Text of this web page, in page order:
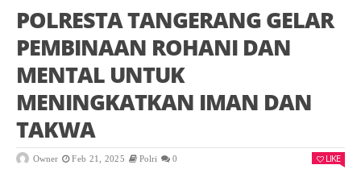
POLRESTA TANGERANG GELAR
PEMBINAAN ROHANI DAN
MENTAL UNTUK
MENINGKATKAN IMAN DAN
TAKWA
Owner Feb 21, 2025 Polri 0 LIKE